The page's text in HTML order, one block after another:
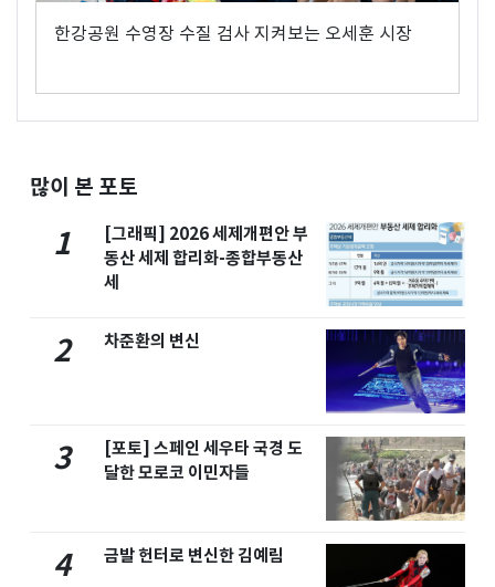
한강공원 수영장 수질 검사 지켜보는 오세훈 시장
많이 본 포토
1
[그래픽] 2026 세제개편안 부
동산 세제 합리화-종합부동산
세
2 차준환의 변신
3
[포토] 스페인 세우타 국경 도
달한 모로코 이민자들
4 금발 헌터로 변신한 김예림